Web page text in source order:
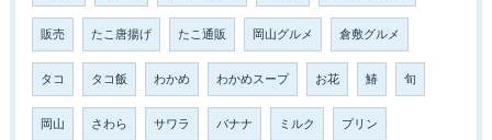
販売 たこ唐揚げ たこ通販 岡山グルメ 倉敷グルメ
タコ タコ飯 わかめ わかめスープ お花 鰆 旬
岡山 さわら サワラ バナナ ミルク プリン